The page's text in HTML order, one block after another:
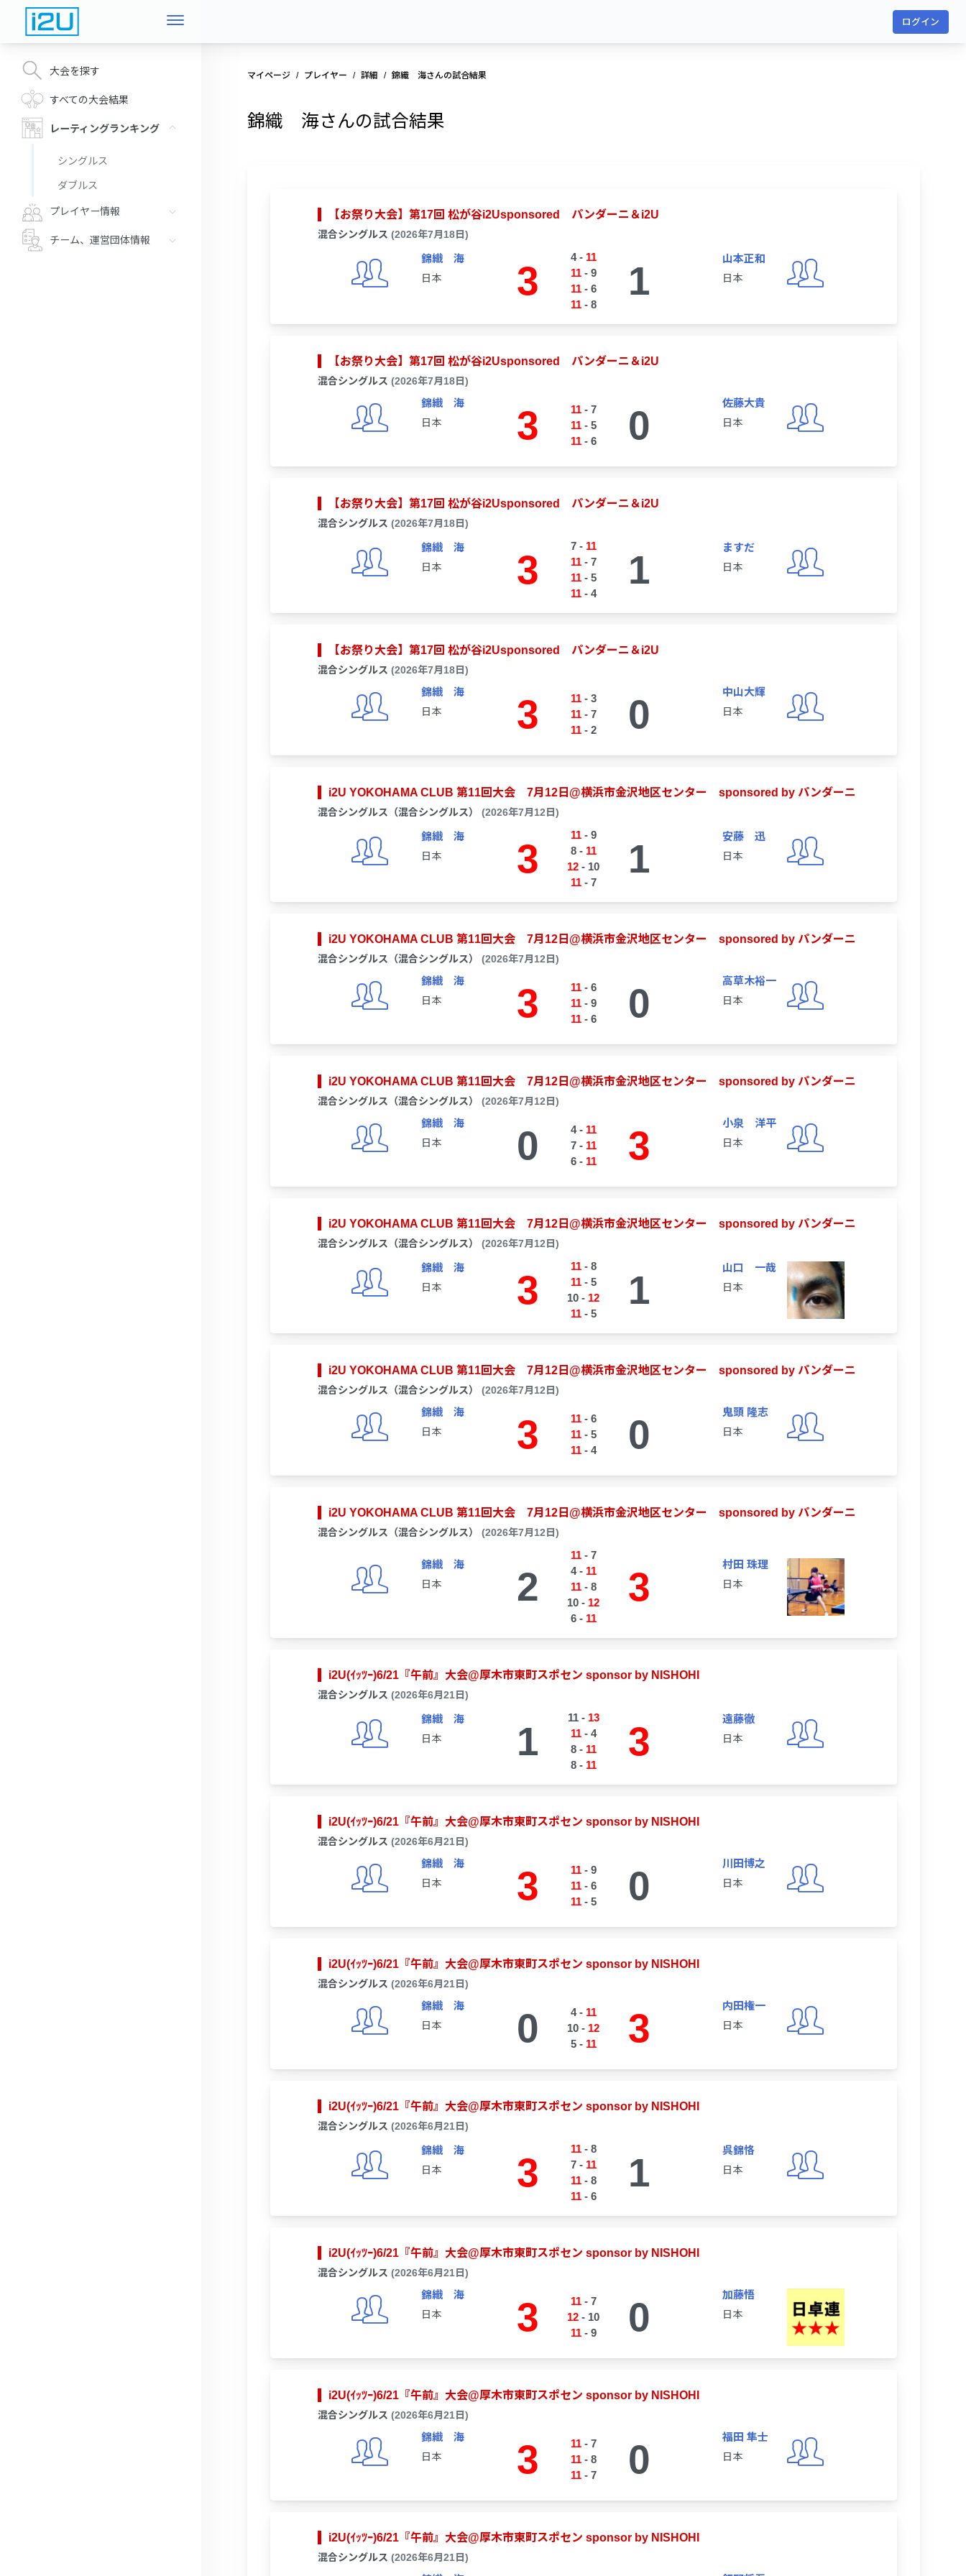
ログイン
大会を探す
すべての大会結果
レーティングランキング
シングルス
ダブルス
プレイヤー情報
チーム、運営団体情報
マイページ プレイヤー 詳細 錦織 海さんの試合結果
錦織 海さんの試合結果
【お祭り大会】第17回 松が谷i2Usponsored パンダーニ＆i2U
混合シングルス (2026年7月18日)
錦織 海
日本 3
4- 11
11- 9
11- 6
11- 8
1
山本正和
日本
【お祭り大会】第17回 松が谷i2Usponsored パンダーニ＆i2U
混合シングルス (2026年7月18日)
錦織 海
日本 3 11- 7
11- 5
11- 6 0
佐藤大貴
日本
【お祭り大会】第17回 松が谷i2Usponsored パンダーニ＆i2U
混合シングルス (2026年7月18日)
錦織 海
日本 3
7- 11
11- 7
11- 5
11- 4
1
ますだ
日本
【お祭り大会】第17回 松が谷i2Usponsored パンダーニ＆i2U
混合シングルス (2026年7月18日)
錦織 海
日本 3 11- 3
11- 7
11- 2 0
中山大輝
日本
i2U YOKOHAMA CLUB 第11回大会 7月12日@横浜市金沢地区センター sponsored by パンダーニ
混合シングルス（混合シングルス） (2026年7月12日)
錦織 海
日本 3
11- 9
8- 11
12 - 10
11- 7
1
安藤 迅
日本
i2U YOKOHAMA CLUB 第11回大会 7月12日@横浜市金沢地区センター sponsored by パンダーニ
混合シングルス（混合シングルス） (2026年7月12日)
錦織 海
日本 3 11- 6
11- 9
11- 6 0
高草木裕一
日本
i2U YOKOHAMA CLUB 第11回大会 7月12日@横浜市金沢地区センター sponsored by パンダーニ
混合シングルス（混合シングルス） (2026年7月12日)
錦織 海
日本 0 4- 11
7- 11
6- 11 3
小泉 洋平
日本
i2U YOKOHAMA CLUB 第11回大会 7月12日@横浜市金沢地区センター sponsored by パンダーニ
混合シングルス（混合シングルス） (2026年7月12日)
錦織 海
日本 3
11- 8
11- 5
10 - 12
11- 5
1
山口 一哉
日本
i2U YOKOHAMA CLUB 第11回大会 7月12日@横浜市金沢地区センター sponsored by パンダーニ
混合シングルス（混合シングルス） (2026年7月12日)
錦織 海
日本 3 11- 6
11- 5
11- 4 0
鬼頭 隆志
日本
i2U YOKOHAMA CLUB 第11回大会 7月12日@横浜市金沢地区センター sponsored by パンダーニ
混合シングルス（混合シングルス） (2026年7月12日)
錦織 海
日本 2
11- 7
4- 11
11- 8
10 - 12
6- 11
3
村田 珠理
日本
i2U(ｲｯﾂｰ)6/21『午前』大会@厚木市東町スポセン sponsor by NISHOHI
混合シングルス (2026年6月21日)
錦織 海
日本 1
11- 13
11- 4
8- 11
8- 11
3
遠藤徹
日本
i2U(ｲｯﾂｰ)6/21『午前』大会@厚木市東町スポセン sponsor by NISHOHI
混合シングルス (2026年6月21日)
錦織 海
日本 3 11- 9
11- 6
11- 5 0
川田博之
日本
i2U(ｲｯﾂｰ)6/21『午前』大会@厚木市東町スポセン sponsor by NISHOHI
混合シングルス (2026年6月21日)
錦織 海
日本 0 4- 11
10 - 12
5- 11 3
内田権一
日本
i2U(ｲｯﾂｰ)6/21『午前』大会@厚木市東町スポセン sponsor by NISHOHI
混合シングルス (2026年6月21日)
錦織 海
日本 3
11- 8
7- 11
11- 8
11- 6
1
呉錦恪
日本
i2U(ｲｯﾂｰ)6/21『午前』大会@厚木市東町スポセン sponsor by NISHOHI
混合シングルス (2026年6月21日)
錦織 海
日本 3 11- 7
12 - 10
11- 9 0
加藤悟
日本
i2U(ｲｯﾂｰ)6/21『午前』大会@厚木市東町スポセン sponsor by NISHOHI
混合シングルス (2026年6月21日)
錦織 海
日本 3 11- 7
11- 8
11- 7 0
福田 隼士
日本
i2U(ｲｯﾂｰ)6/21『午前』大会@厚木市東町スポセン sponsor by NISHOHI
混合シングルス (2026年6月21日)